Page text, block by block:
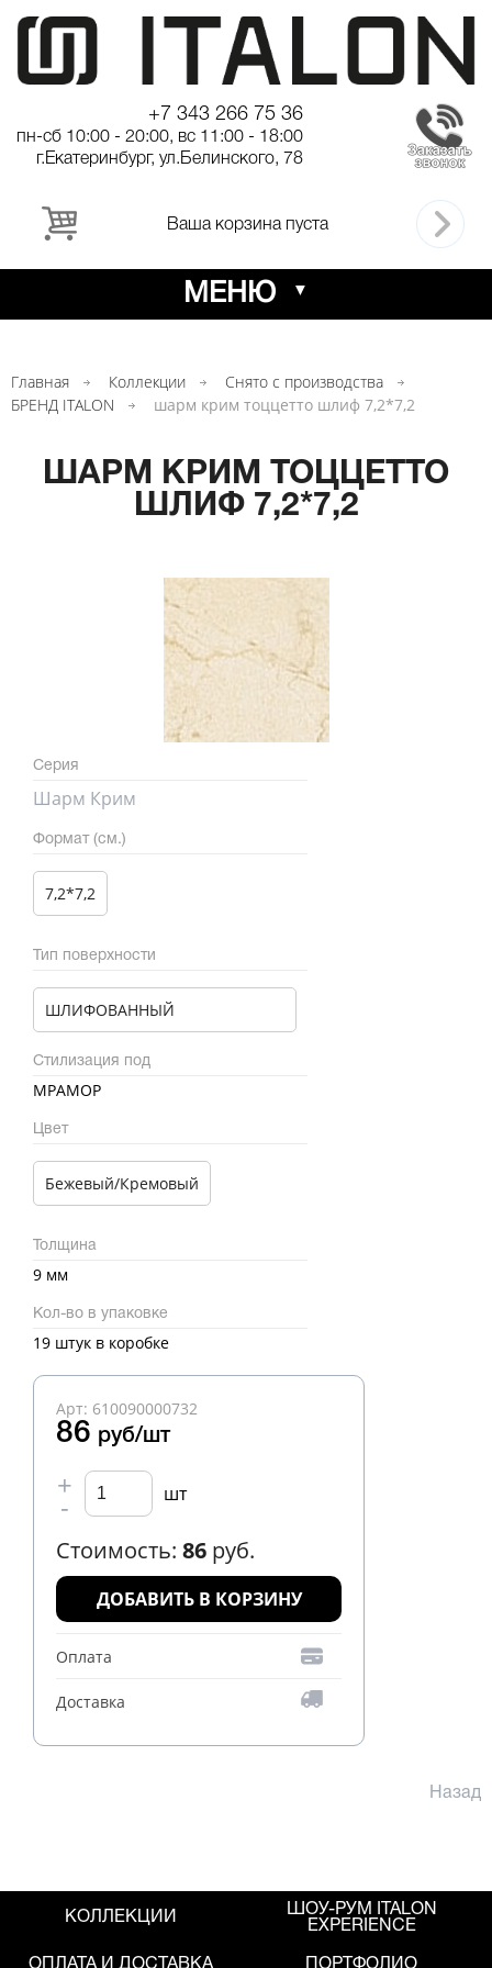
+7 343 266 75 36
пн-сб 10:00 - 20:00, вс 11:00 - 18:00
г.Екатеринбург, ул.Белинского, 78
Ваша корзина пуста
МЕНЮ
Главная Коллекции
Снято с производства
БРЕНД ITALON
шарм крим тоццетто шлиф 7,2*7,2
ШАРМ КРИМ ТОЦЦЕТТО
ШЛИФ 7,2*7,2
Серия
Шарм Крим
Формат (см.)
7,2*7,2
Тип поверхности
ШЛИФОВАННЫЙ
Стилизация под
МРАМОР
Цвет
Бежевый/Кремовый
Толщина
9 мм
Кол-во в упаковке
19 штук в коробке
Арт: 610090000732
86 руб/шт
+
- шт
Стоимость: 86 руб.
ДОБАВИТЬ В КОРЗИНУ
Оплата
Доставка
Назад
КОЛЛЕКЦИИ
ШОУ-РУМ ITALON
EXPERIENCE
ОПЛАТА И ДОСТАВКА ПОРТФОЛИО